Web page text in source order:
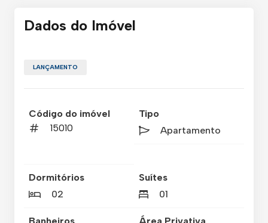
Dados do Imóvel
LANÇAMENTO
Código do imóvel
15010
Tipo
Apartamento
Dormitórios
02
Suítes
01